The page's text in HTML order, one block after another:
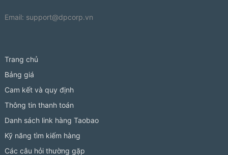
Email: support@dpcorp.vn
Trang chủ
Bảng giá
Cam kết và quy định
Thông tin thanh toán
Danh sách link hàng Taobao
Kỹ năng tìm kiếm hàng
Các câu hỏi thường gặp